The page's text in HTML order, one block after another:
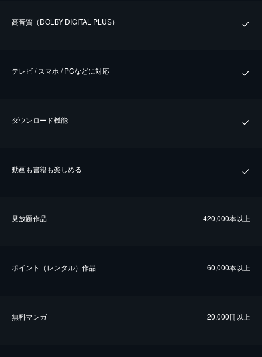
⾼⾳質（DOLBY DIGITAL PLUS）
テレビ / スマホ / PCなどに対応
ダウンロード機能
動画も書籍も楽しめる
⾒放題作品 420,000本以上
ポイント（レンタル）作品 60,000本以上
無料マンガ 20,000冊以上